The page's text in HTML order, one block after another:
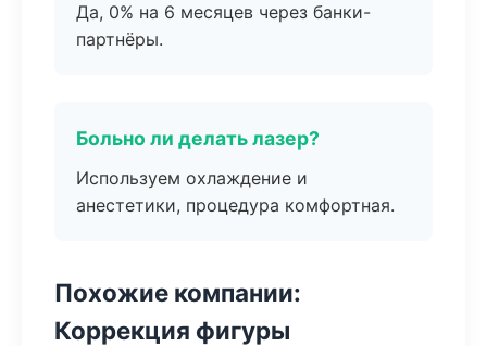
Да, 0% на 6 месяцев через банки-
партнёры.
Больно ли делать лазер?
Используем охлаждение и
анестетики, процедура комфортная.
Похожие компании:
Коррекция фигуры